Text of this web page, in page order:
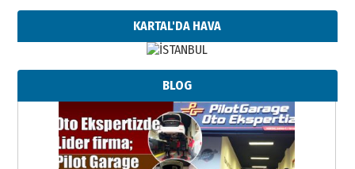
KARTAL'DA HAVA
BLOG